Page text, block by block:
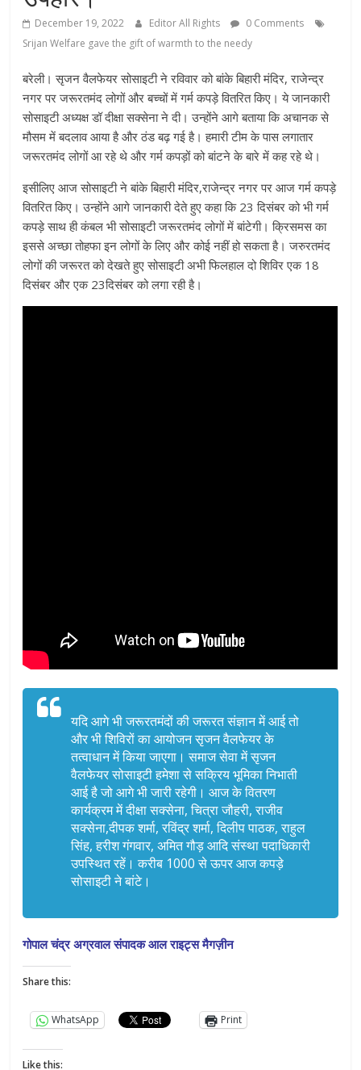
December 19, 2022 Editor All Rights
0 Comments
Srijan Welfare gave the gift of warmth to the needy
बरेली। सृजन वैलफेयर सोसाइटी ने रविवार को बांके बिहारी मंदिर, राजेन्द्र
नगर पर जरूरतमंद लोगों और बच्चों में गर्म कपड़े वितरित किए। ये जानकारी
सोसाइटी अध्यक्ष डॉ दीक्षा सक्सेना ने दी। उन्होंने आगे बताया कि अचानक से
मौसम में बदलाव आया है और ठंड बढ़ गई है। हमारी टीम के पास लगातार
जरूरतमंद लोगों आ रहे थे और गर्म कपड़ों को बांटने के बारे में कह रहे थे।
इसीलिए आज सोसाइटी ने बांके बिहारी मंदिर,राजेन्द्र नगर पर आज गर्म कपड़े
वितरित किए। उन्होंने आगे जानकारी देते हुए कहा कि 23 दिसंबर को भी गर्म
कपड़े साथ ही कंबल भी सोसाइटी जरूरतमंद लोगों में बांटेगी। क्रिसमस का
इससे अच्छा तोहफा इन लोगों के लिए और कोई नहीं हो सकता है। जरुरतमंद
लोगों की जरूरत को देखते हुए सोसाइटी अभी फिलहाल दो शिविर एक 18
दिसंबर और एक 23दिसंबर को लगा रही है।
यदि आगे भी जरूरतमंदों की जरूरत संज्ञान में आई तो
और भी शिविरों का आयोजन सृजन वैलफेयर के
तत्वाधान में किया जाएगा। समाज सेवा में सृजन
वैलफेयर सोसाइटी हमेशा से सक्रिय भूमिका निभाती
आई है जो आगे भी जारी रहेगी। आज के वितरण
कार्यक्रम में दीक्षा सक्सेना, चित्रा जौहरी, राजीव
सक्सेना,दीपक शर्मा, रविंद्र शर्मा, दिलीप पाठक, राहुल
सिंह, हरीश गंगवार, अमित गौड़ आदि संस्था पदाधिकारी
उपस्थित रहें। करीब 1000 से ऊपर आज कपड़े
सोसाइटी ने बांटे।
गोपाल चंद्र अग्रवाल संपादक आल राइट्स मैगज़ीन
Share this:
WhatsApp Print
Like this: